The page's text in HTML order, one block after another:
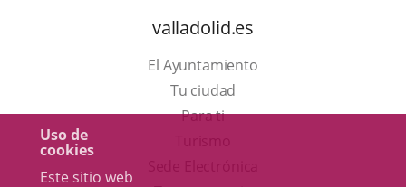
Uso de
cookies
Este sitio web
valladolid.es
El Ayuntamiento
Tu ciudad
Para ti